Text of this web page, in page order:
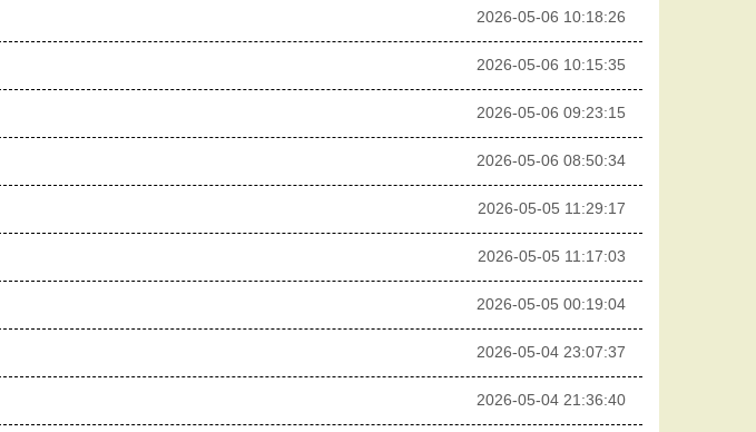
2026-05-06 10:18:26
2026-05-06 10:15:35
2026-05-06 09:23:15
2026-05-06 08:50:34
2026-05-05 11:29:17
2026-05-05 11:17:03
2026-05-05 00:19:04
2026-05-04 23:07:37
2026-05-04 21:36:40